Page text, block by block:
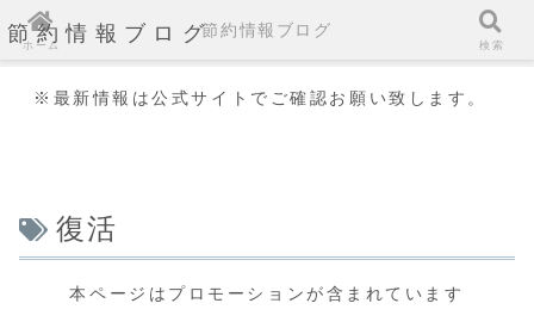
節約情報ブログ
※最新情報は公式サイトでご確認お願い致します。
復活
本ページはプロモーションが含まれています
ホーム
節約情報ブログ
検索